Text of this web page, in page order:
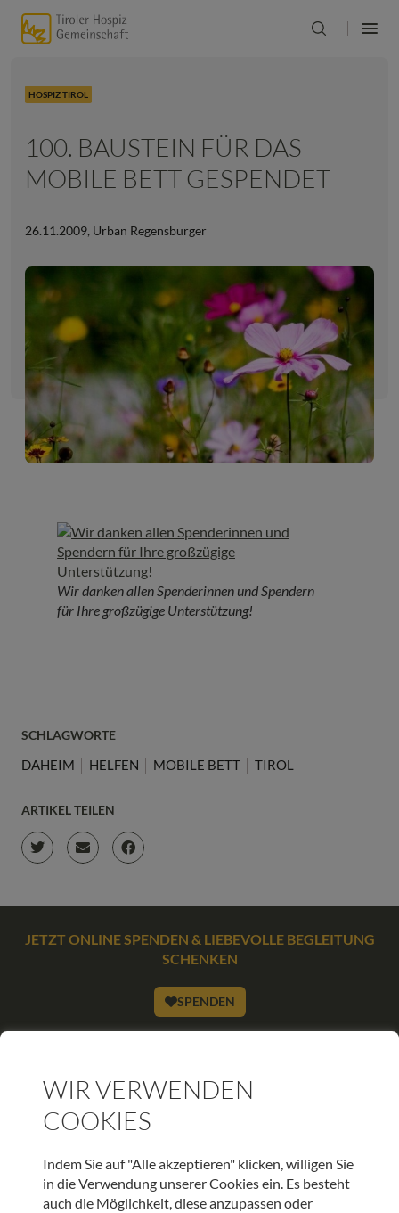
HOSPIZ TIROL
100. BAUSTEIN FÜR DAS
MOBILE BETT GESPENDET
26.11.2009, Urban Regensburger
Wir danken allen Spenderinnen und Spendern
für Ihre großzügige Unterstützung!
SCHLAGWORTE
DAHEIM HELFEN MOBILE BETT TIROL
ARTIKEL TEILEN
JETZT ONLINE SPENDEN & LIEBEVOLLE BEGLEITUNG
SCHENKEN
SPENDEN
WEITERE BEITRÄGE DIESER KATEGORIE
Hospiz Newsletter – Palliativambulanz
WIR VERWENDEN
COOKIES
Indem Sie auf "Alle akzeptieren" klicken, willigen Sie
in die Verwendung unserer Cookies ein. Es besteht
auch die Möglichkeit, diese anzupassen oder